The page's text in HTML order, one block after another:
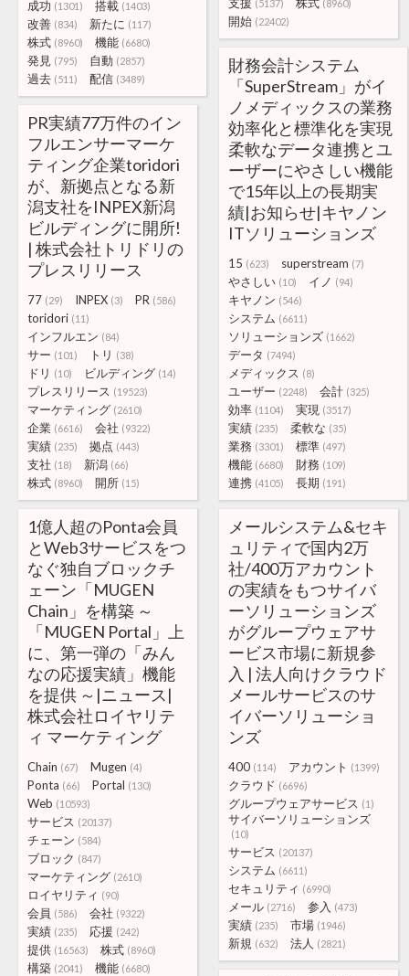
(5137) (8960)
開始 (22402)
成功 (1301) 搭載 (1403)
改善 (834) 新たに (117)
株式 (8960) 機能 (6680)
発見 (795) 自動 (2857)
過去 (511) 配信 (3489)
財務会計システム
「SuperStream」がイ
ノメディックスの業務
効率化と標準化を実現
柔軟なデータ連携とユ
ーザーにやさしい機能
で15年以上の長期実
績|お知らせ|キヤノン
ITソリューションズ
15 (623) superstream (7)
やさしい (10) イノ (94)
キヤノン (546)
システム (6611)
ソリューションズ (1662)
データ (7494)
メディックス (8)
ユーザー (2248) 会計 (325)
効率 (1104) 実現 (3517)
実績 (235) 柔軟な (35)
業務 (3301) 標準 (497)
機能 (6680) 財務 (109)
連携 (4105) 長期 (191)
PR実績77万件のイン
フルエンサーマーケ
ティング企業toridori
が、新拠点となる新
潟支社をINPEX新潟
ビルディングに開所!
| 株式会社トリドリの
プレスリリース
77 (29) INPEX (3) PR (586)
toridori (11)
インフルエン (84)
サー (101) トリ (38)
ドリ (10) ビルディング (14)
プレスリリース (19523)
マーケティング (2610)
企業 (6616) 会社 (9322)
実績 (235) 拠点 (443)
支社 (18) 新潟 (66)
株式 (8960) 開所 (15)
1億人超のPonta会員
とWeb3サービスをつ
なぐ独自ブロックチ
ェーン「MUGEN
Chain」を構築 ～
「MUGEN Portal」上
に、第一弾の「みん
なの応援実績」機能
を提供 ～|ニュース|
株式会社ロイヤリテ
ィ マーケティング
Chain (67) Mugen (4)
Ponta (66) Portal (130)
Web (10593)
サービス (20137)
チェーン (584)
ブロック (847)
マーケティング (2610)
ロイヤリティ (90)
会員 (586) 会社 (9322)
実績 (235) 応援 (242)
提供 (16563) 株式 (8960)
構築 (2041) 機能 (6680)
メールシステム&セキ
ュリティで国内2万
社/400万アカウント
の実績をもつサイバ
ーソリューションズ
がグループウェアサ
ービス市場に新規参
入 | 法人向けクラウド
メールサービスのサ
イバーソリューショ
ンズ
400 (114) アカウント (1399)
クラウド (6696)
グループウェアサービス (1)
サイバーソリューションズ
(10)
サービス (20137)
システム (6611)
セキュリティ (6990)
メール (2716) 参入 (473)
実績 (235) 市場 (1946)
新規 (632) 法人 (2821)